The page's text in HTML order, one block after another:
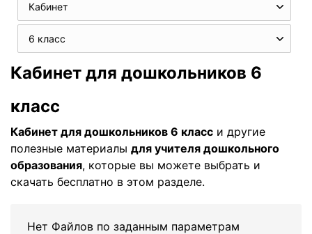
Кабинет
6 класс
Кабинет для дошкольников 6
класс
Кабинет для дошкольников 6 класс и другие
полезные материалы для учителя дошкольного
образования, которые вы можете выбрать и
скачать бесплатно в этом разделе.
Нет Файлов по заданным параметрам